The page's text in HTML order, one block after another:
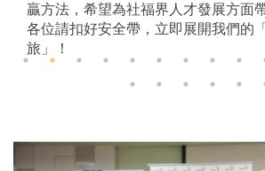
贏方法，希望為社福界人才發展方面
各位請扣好安全帶，立即展開我們的
旅」！